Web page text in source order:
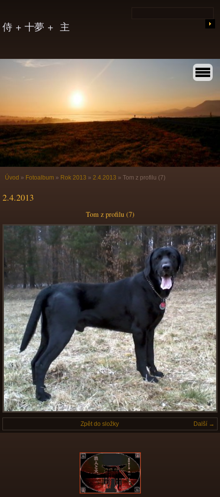
侍 + 十夢 + 主
Úvod » Fotoalbum » Rok 2013 » 2.4.2013 » Tom z profilu (7)
2.4.2013
Tom z profilu (7)
Další →
Zpět do složky